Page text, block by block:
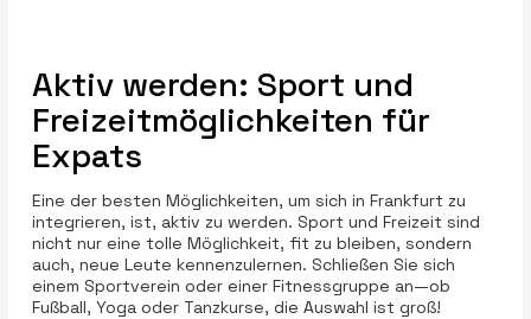
Aktiv werden: Sport und
Freizeitmöglichkeiten für
Expats
Eine der besten Möglichkeiten, um sich in Frankfurt zu
integrieren, ist, aktiv zu werden. Sport und Freizeit sind
nicht nur eine tolle Möglichkeit, fit zu bleiben, sondern
auch, neue Leute kennenzulernen. Schließen Sie sich
einem Sportverein oder einer Fitnessgruppe an—ob
Fußball, Yoga oder Tanzkurse, die Auswahl ist groß!